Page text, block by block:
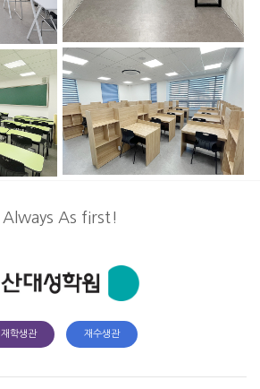
8층 자습실
Always As first!
재학생관 재수생관